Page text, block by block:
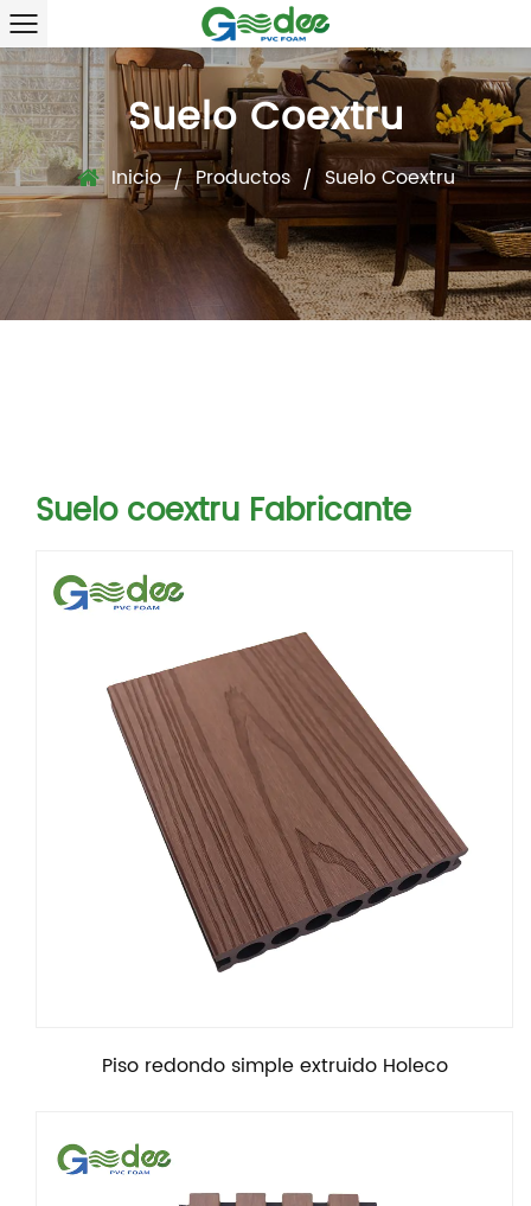
Suelo Coextru
Inicio/Productos / Suelo Coextru
Suelo coextru Fabricante
Piso redondo simple extruido Holeco